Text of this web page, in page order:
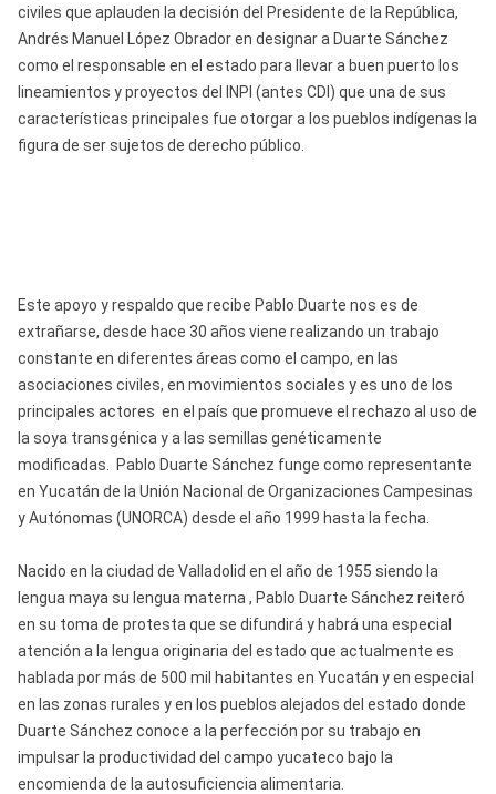
civiles que aplauden la decisión del Presidente de la República,
Andrés Manuel López Obrador en designar a Duarte Sánchez
como el responsable en el estado para llevar a buen puerto los
lineamientos y proyectos del INPI (antes CDI) que una de sus
características principales fue otorgar a los pueblos indígenas la
figura de ser sujetos de derecho público.
Este apoyo y respaldo que recibe Pablo Duarte nos es de
extrañarse, desde hace 30 años viene realizando un trabajo
constante en diferentes áreas como el campo, en las
asociaciones civiles, en movimientos sociales y es uno de los
principales actores en el país que promueve el rechazo al uso de
la soya transgénica y a las semillas genéticamente
modificadas. Pablo Duarte Sánchez funge como representante
en Yucatán de la Unión Nacional de Organizaciones Campesinas
y Autónomas (UNORCA) desde el año 1999 hasta la fecha.
Nacido en la ciudad de Valladolid en el año de 1955 siendo la
lengua maya su lengua materna , Pablo Duarte Sánchez reiteró
en su toma de protesta que se difundirá y habrá una especial
atención a la lengua originaria del estado que actualmente es
hablada por más de 500 mil habitantes en Yucatán y en especial
en las zonas rurales y en los pueblos alejados del estado donde
Duarte Sánchez conoce a la perfección por su trabajo en
impulsar la productividad del campo yucateco bajo la
encomienda de la autosuficiencia alimentaria.